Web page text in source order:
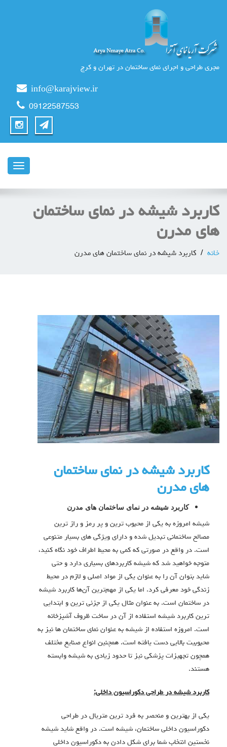
مجری طراحی و اجرای نمای ساختمان در تهران و کرج
info@karajview.ir
09122587553
ناوبری
کاربرد شیشه در نمای ساختمان
های مدرن
خانه کاربرد شیشه در نمای ساختمان های مدرن
کاربرد شیشه در نمای ساختمان
های مدرن
کاربرد شیشه در نمای ساختمان های مدرن
شیشه امروزه به یکی از محبوب ترین و پر رمز و راز ترین
مصالح ساختمانی تبدیل شده و دارای ویژگی های بسیار متنوعی
است. در واقع در صورتی که کمی به محیط اطراف خود نگاه کنید،
متوجه خواهید شد که شیشه کاربردهای بسیاری دارد و حتی
شاید بتوان آن را به عنوان یکی از مواد اصلی و لازم در محیط
زندگی خود معرفی کرد. اما یکی از مهم‌ترین آن‌ها کاربرد شیشه
در ساختمان است. به عنوان مثال یکی از جزئی ترین و ابتدایی
ترین کاربرد شیشه استفاده از آن در ساخت ظروف آشپزخانه
است. امروزه استفاده از شیشه به عنوان نمای ساختمان ها نیز به
محبوبیت بالایی دست یافته است. همچنین انواع صنایع مختلف
همچون تجهیزات پزشکی نیز تا حدود زیادی به شیشه وابسته
هستند.
کاربرد شیشه در طراحی دکوراسیون داخلی:
یکی از بهترین و منحصر به فرد ترین متریال در طراحی
دکوراسیون داخلی ساختمان، شیشه است. در واقع شاید شیشه
نخستین انتخاب شما برای شکل دادن به دکوراسیون داخلی